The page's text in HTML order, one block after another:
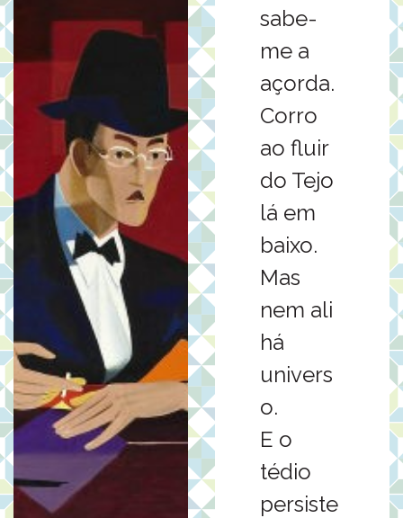
sabe-
me a
açorda.
Corro
ao fluir
do Tejo
lá em
baixo.
Mas
nem ali
há
univers
o.
E o
tédio
persiste